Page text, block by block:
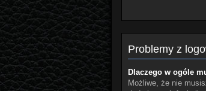
Problemy z
Dlaczego w ogóle
Możliwe, że nie